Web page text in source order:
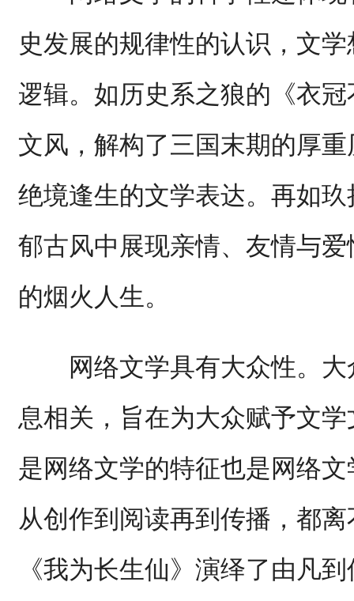
史发展的规律性的认识，文
逻辑。如历史系之狼的《衣
文风，解构了三国末期的厚
绝境逢生的文学表达。再如
郁古风中展现亲情、友情与
的烟火人生。
网络文学具有大众性。大
息相关，旨在为大众赋予文
是网络文学的特征也是网络
从创作到阅读再到传播，都
《我为长生仙》演绎了由凡